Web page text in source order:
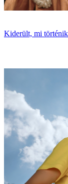
Kiderült, mi